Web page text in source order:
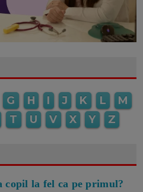
G H I J K L
M
T U V X Y Z
copil la fel ca pe primul?